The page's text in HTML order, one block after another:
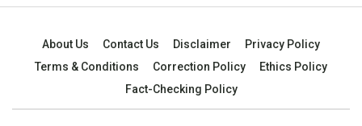
About Us Contact Us Disclaimer
Privacy Policy
Terms & Conditions
Correction Policy
Ethics Policy
Fact-Checking Policy